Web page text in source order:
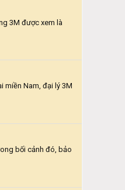
3M được xem là
miền Nam, đại lý 3M
bối cảnh đó, bảo